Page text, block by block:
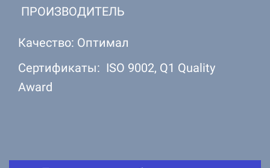
ПРОИЗВОДИТЕЛЬ
Качество: Оптимал
Сертификаты: ISO 9002, Q1 Quality
Award